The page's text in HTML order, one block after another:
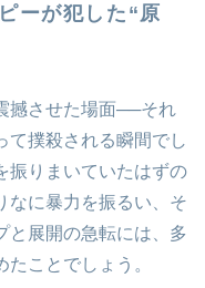
ーが犯した“原
撼させた場面──それ
て撲殺される瞬間でし
振りまいていたはずの
なに暴力を振るい、そ
と展開の急転には、多
ことでしょう。